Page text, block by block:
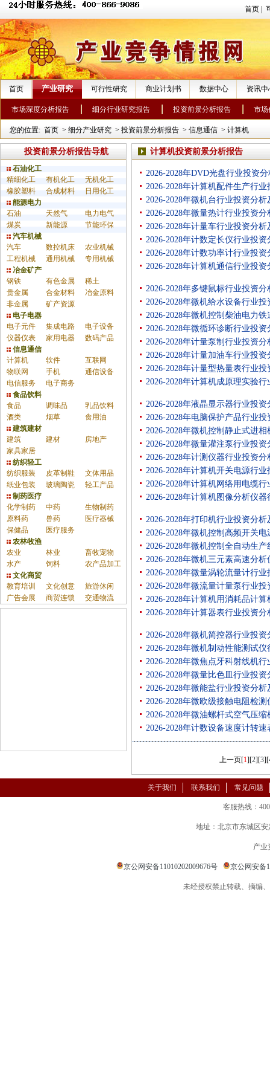
首页
首页 产业研究 可行性研究 商业计划书 数据中心 资讯中
市场深度分析报告 细分行业研究报告 投资前景分析报告 市场
您的位置: 首页 > 细分产业研究 > 投资前景分析报告 > 信息通信 > 计算机
投资前景分析报告导航
石油化工
精细化工
有机化工
无机化工
橡胶塑料
合成材料
日用化工
能源电力
石油
天然气
电力电气
煤炭
新能源
节能环保
汽车机械
汽车
数控机床
农业机械
工程机械
通用机械
专用机械
冶金矿产
钢铁
有色金属
稀土
贵金属
合金材料
冶金原料
非金属
矿产资源
电子电器
电子元件
集成电路
电子设备
仪器仪表
家用电器
数码产品
信息通信
计算机
软件
互联网
物联网
手机
通信设备
电信服务
电子商务
食品饮料
食品
调味品
乳品饮料
酒类
烟草
食用油
建筑建材
建筑
建材
房地产
家具家居
纺织轻工
纺织服装
皮革制鞋
文体用品
纸业包装
玻璃陶瓷
轻工产品
制药医疗
化学制药
中药
生物制药
原料药
兽药
医疗器械
保健品
医疗服务
农林牧渔
农业
林业
畜牧宠物
水产
饲料
农产品加工
文化商贸
教育培训
文化创意
旅游休闲
广告会展
商贸连锁 交通物流
计算机投资前景分析报告
2026-2028年DVD光盘行业投资
2026-2028年计算机配件生产行
2026-2028年微机台行业投资分
2026-2028年微量热计行业投资
2026-2028年计量车行业投资分
2026-2028年计数定长仪行业投
2026-2028年计数功率计行业投
2026-2028年计算机通信行业投
2026-2028年多键鼠标行业投资
2026-2028年微机给水设备行业
2026-2028年微机控制柴油电力
2026-2028年微循环诊断行业投
2026-2028年计量泵制行业投资
2026-2028年计量加油车行业投
2026-2028年计量型热量表行业
2026-2028年计算机成原理实验
2026-2028年液晶显示器行业投
2026-2028年电脑保护产品行业
2026-2028年微机控制静止式进
2026-2028年微量灌注泵行业投
2026-2028年计测仪器行业投资
2026-2028年计算机开关电源行
2026-2028年计算机网络用电缆
2026-2028年计算机图像分析仪
2026-2028年打印机行业投资分
2026-2028年微机控制高频开关
2026-2028年微机控制全自动生
2026-2028年微机三元素高速分
2026-2028年微量涡轮流量计行
2026-2028年微流量计量泵行业
2026-2028年计算机用消耗品计
2026-2028年计算器表行业投资
2026-2028年微机简控器行业投
2026-2028年微机制动性能测试
2026-2028年微焦点牙科射线机
2026-2028年微量比色皿行业投
2026-2028年微能盐行业投资分
2026-2028年微欧级接触电阻检
2026-2028年微油螺杆式空气压
2026-2028年计数设备速度计转
上一页[1][2][3][
关于我们 联系我们 常见问题
客服热线：
地址：北京市东城区
产业
京公网安备11010202009676号 京公网安备
未经授权禁止转载、摘编